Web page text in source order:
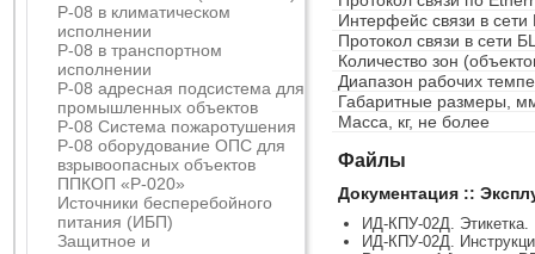
Р-08 в климатическом
исполнении
Р-08 в транспортном
исполнении
Р-08 адресная подсистема для
промышленных объектов
Р-08 Система пожаротушения
Р-08 оборудование ОПС для
взрывоопасных объектов
ППКОП «Р-020»
Источники бесперебойного
питания (ИБП)
Защитное и
Интерфейс связи в
Протокол связи в сети
Количество зон
Диапазон рабочих
Габаритные размеры,
Масса, кг, не более
Файлы
Документация ::
ИД-КПУ-02Д.
ИД-КПУ-02Д.